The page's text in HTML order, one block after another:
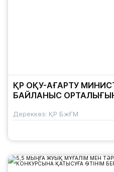
ҚР ОҚУ-АҒАРТУ
БАЙЛАНЫС
Дереккөз: ҚР БжҒМ